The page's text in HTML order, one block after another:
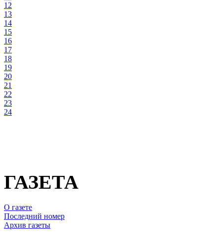
12
13
14
15
16
17
18
19
20
21
22
23
24
ГАЗЕТА
О газете
Последний номер
Архив газеты